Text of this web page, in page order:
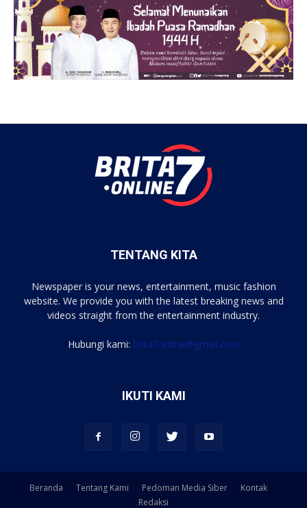
TENTANG KITA
Newspaper is your news, entertainment, music fashion
website. We provide you with the latest breaking news and
videos straight from the entertainment industry.
Hubungi kami: brita7online@gmail.com
IKUTI KAMI
Beranda Tentang Kami Pedoman Media Siber
Kontak
Redaksi